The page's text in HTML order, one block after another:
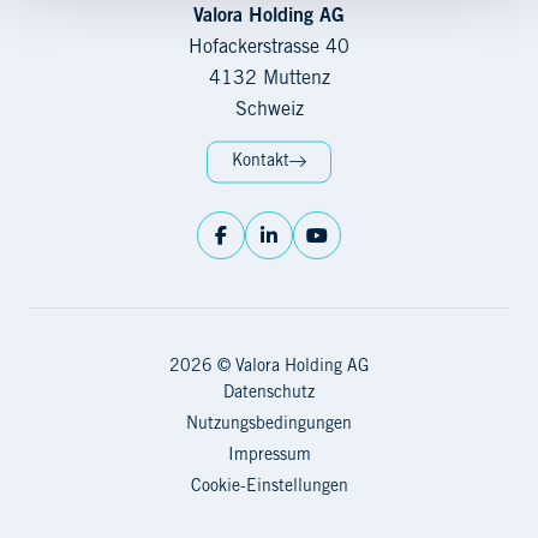
Valora Holding AG
Hofackerstrasse 40
4132 Muttenz
Schweiz
Kontakt
2026 © Valora Holding AG
Datenschutz
Nutzungsbedingungen
Impressum
Cookie-Einstellungen